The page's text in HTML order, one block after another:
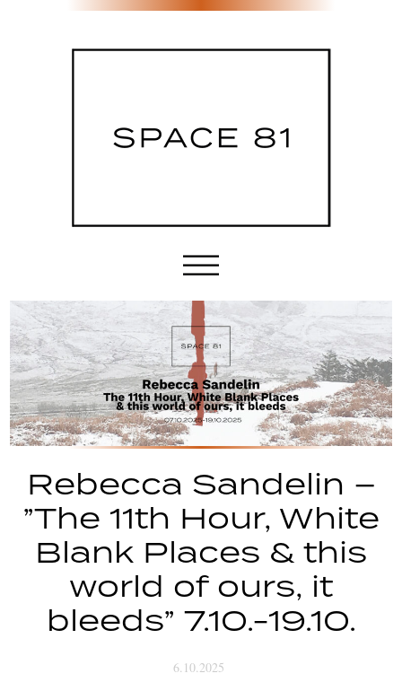
Etusivu
Tila & palvelut
Sijainti
Tapahtumat
Yhteys
Rebecca Sandelin –
”The 11th Hour, White
Blank Places & this
world of ours, it
bleeds” 7.10.-19.10.
6.10.2025